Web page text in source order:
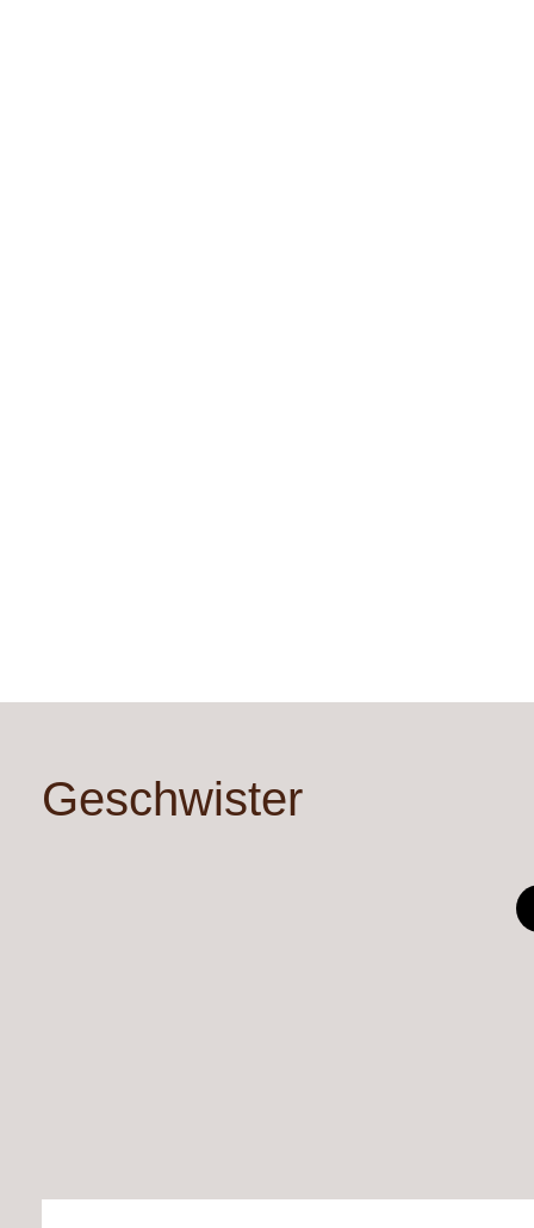
Geschwister